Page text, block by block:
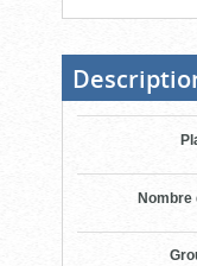
bloc
d'onglets
Nombre